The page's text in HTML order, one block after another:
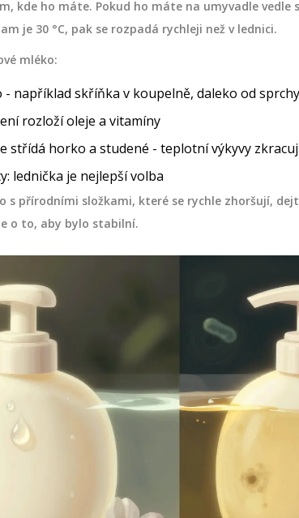
kde ho máte. Pokud ho máte na umyvadle vedle
je 30 °C, pak se rozpadá rychleji než v lednici.
mléko:
- například skříňka v koupelně, daleko od sprchy
rozloží oleje a vitamíny
střídá horko a studené - teplotní výkyvy
lednička je nejlepší volba
s přírodními složkami, které se rychle zhoršují,
o to, aby bylo stabilní.
vydrží botox vlasů:
péče a časté chyby
botox vlasů? Reálné